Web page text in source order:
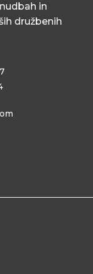
in
družbenih